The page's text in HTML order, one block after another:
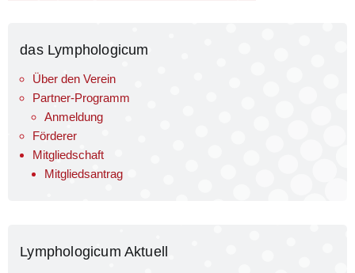
das Lymphologicum
Über den Verein
Partner-Programm
Anmeldung
Förderer
Mitgliedschaft
Mitgliedsantrag
Lymphologicum Aktuell